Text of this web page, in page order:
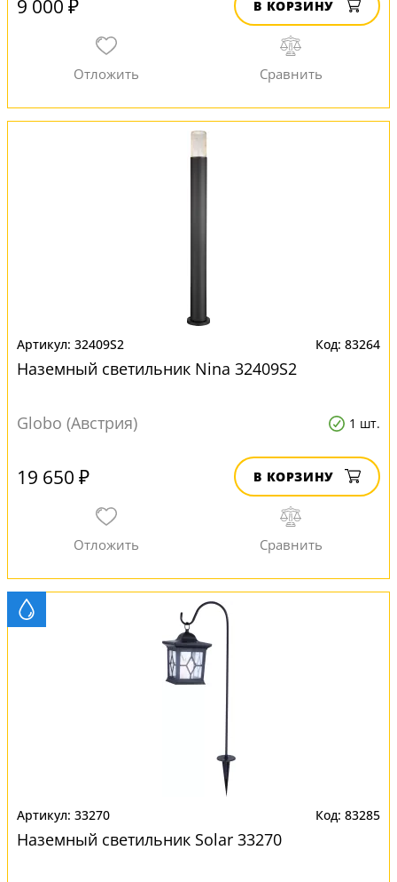
9 000 ₽ В КОРЗИНУ
32409S2 83264
Наземный светильник Nina 32409S2
Globo (Австрия) 1 шт.
19 650 ₽ В КОРЗИНУ
33270 83285
Наземный светильник Solar 33270